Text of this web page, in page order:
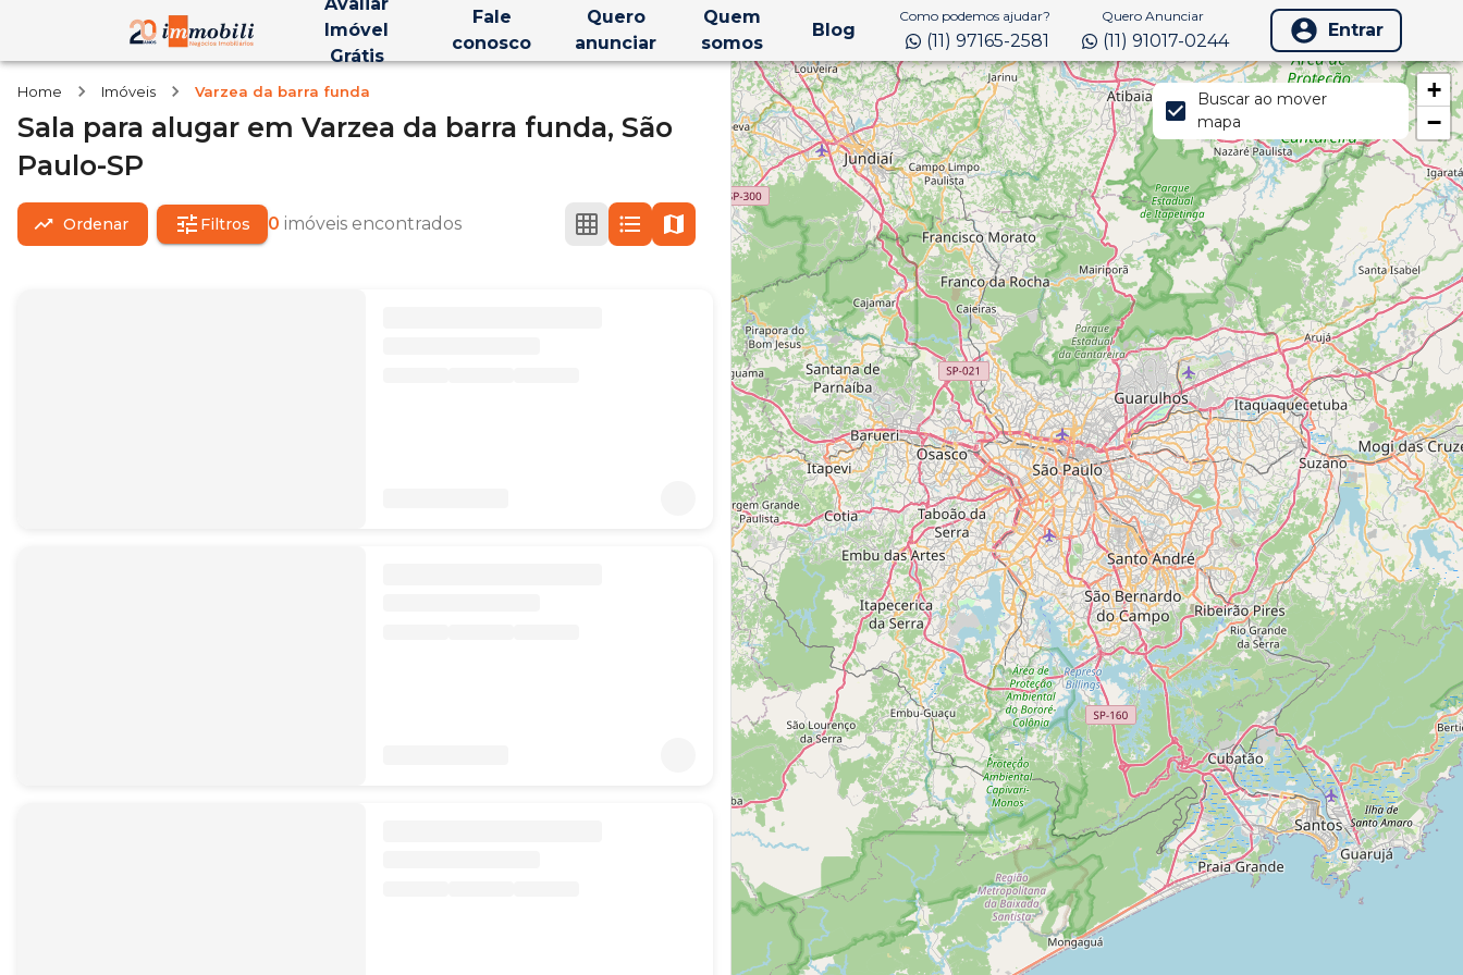
Imóvel
Grátis
Fale
conosco
Quero
anunciar
Quem
somos
Blog
Como podemos ajudar?
(11) 97165-2581
Quero Anunciar
(11) 91017-0244 Entrar
Home Imóveis Varzea da barra funda
Sala para alugar em Varzea da barra funda, São
Paulo-SP
Ordenar Filtros 0 imóveis encontrados
+
−
Buscar ao mover
mapa